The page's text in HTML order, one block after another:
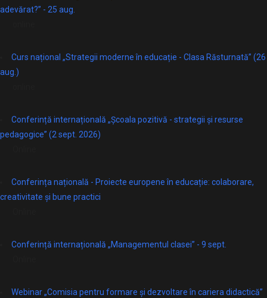
adevărat?” - 25 aug.
Curs național „Strategii moderne în educație - Clasa Răsturnată” (26
aug.)
Conferință internațională „Școala pozitivă - strategii și resurse
pedagogice” (2 sept. 2026)
Conferința națională - Proiecte europene în educație: colaborare,
creativitate și bune practici
Conferință internațională „Managementul clasei” - 9 sept.
Webinar „Comisia pentru formare și dezvoltare în cariera didactică”